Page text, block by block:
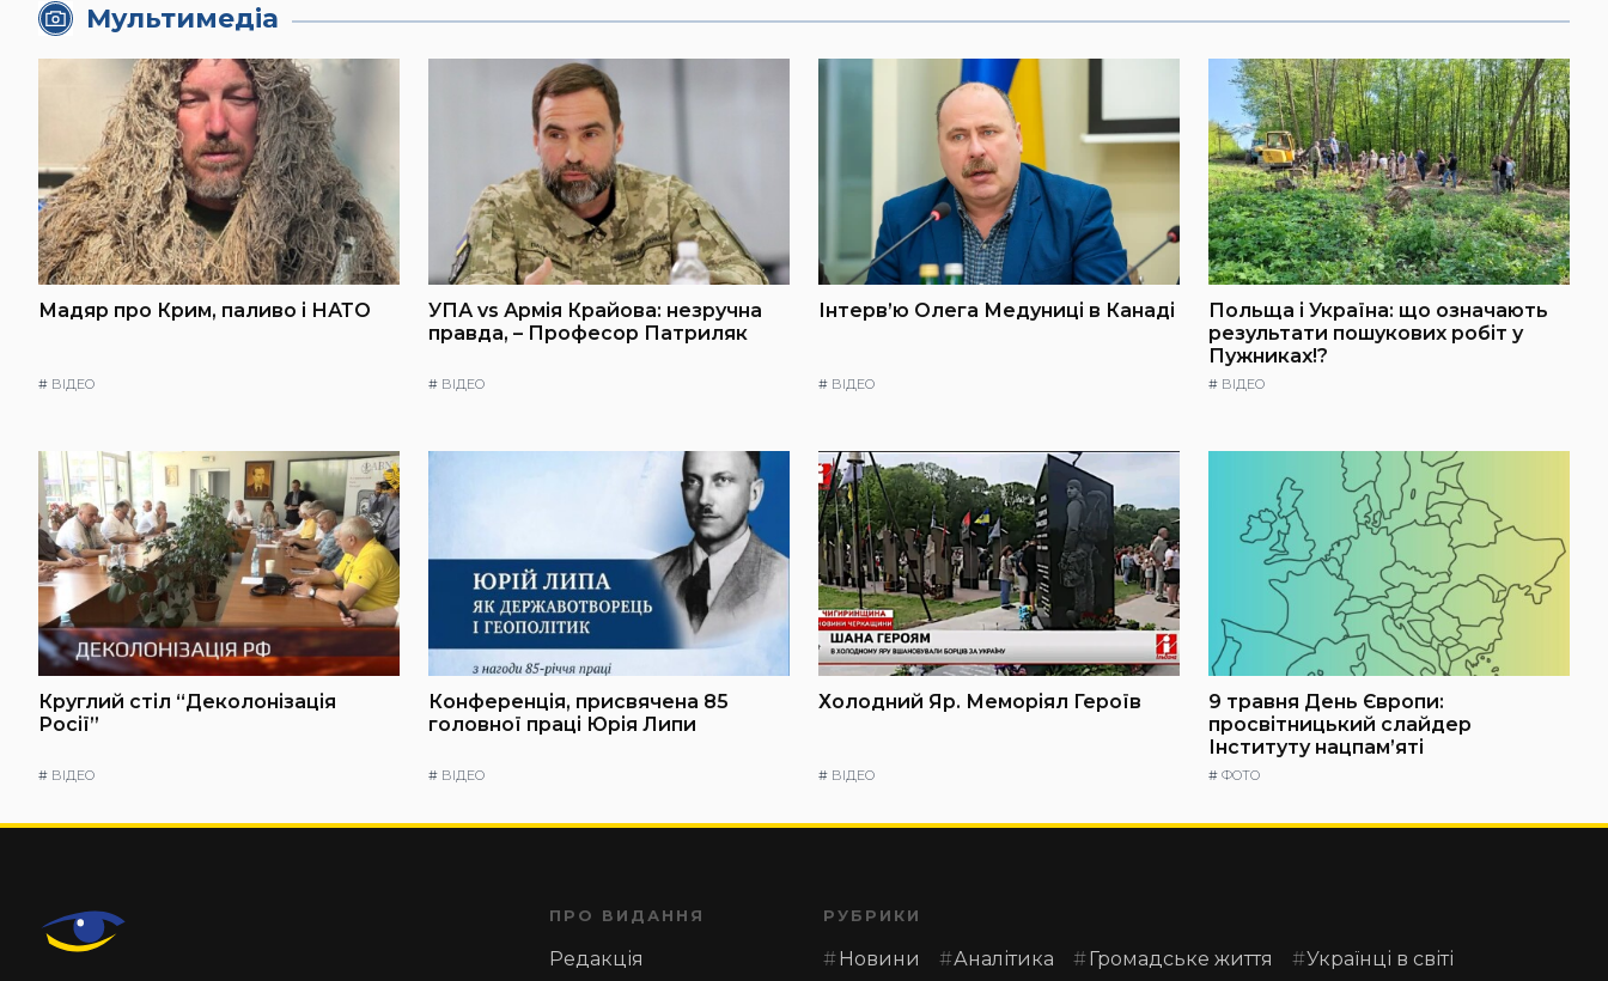
Мультимедіа
Мадяр про Крим, паливо і НАТО
# ВІДЕО
УПА vs Армія Крайова: незручна
правда, – Професор Патриляк
# ВІДЕО
Інтерв’ю Олега Медуниці в Канаді
# ВІДЕО
Польща і Україна: що означають
результати пошукових робіт у
Пужниках!?
# ВІДЕО
Круглий стіл “Деколонізація
Росії”
# ВІДЕО
Конференція, присвячена 85
головної праці Юрія Липи
# ВІДЕО
Холодний Яр. Меморіял Героїв
# ВІДЕО
9 травня День Європи:
просвітницький слайдер
Інституту нацпам’яті
# ФОТО
ПРО ВИДАННЯ
Редакція
РУБРИКИ
Новини Аналітика Громадське життя Українці в світі